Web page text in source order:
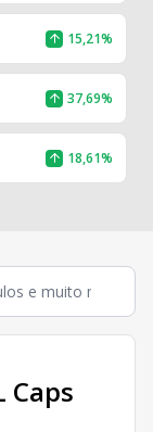
15,21%
37,69%
18,61%
Caps